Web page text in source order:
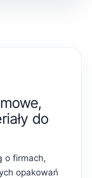
do
o firmach,
opakowań